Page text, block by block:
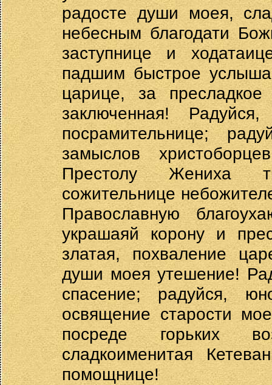
радосте души моея,
небесным благодати
заступнице и
падшим быстрое
царице, за
заключенная!
посрамительнице;
замыслов
Престолу Жениха
сожительнице
Православную
украшаяй корону и
златая, похваление
души моея утешение!
спасение; радуйся,
освящение старости
посреде горьких
сладкоименитая
помощнице!